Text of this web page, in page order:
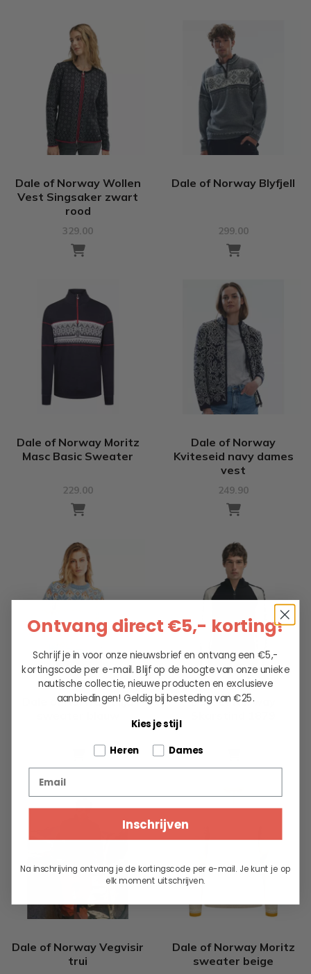
Dale of Norway Wollen
Vest Singsaker zwart
rood
329.00
Dale of Norway Blyfjell
299.00
Dale of Norway Moritz
Masc Basic Sweater
229.00
Dale of Norway
Kviteseid navy dames
vest
249.90
Dale of Norway Vilja
Dale of Norway
Dale of Norway Vegvisir
trui
Dale of Norway Moritz
sweater beige
Ontvang direct €5,- korting!
Schrijf je in voor onze nieuwsbrief en ontvang een €5,-
kortingscode per e-mail. Blijf op de hoogte van onze unieke
nautische collectie, nieuwe producten en exclusieve
aanbiedingen! Geldig bij besteding van €25.
Kies je stijl
Tell us about your pets
Heren Dames
Inschrijven
Na inschrijving ontvang je de kortingscode per e-mail. Je kunt je op
elk moment uitschrijven.